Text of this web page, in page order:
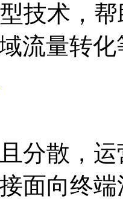
术，
域流量转
散，
向终端消